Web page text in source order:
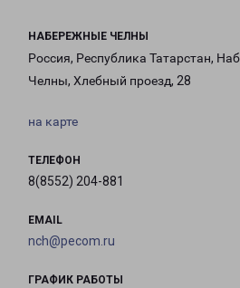
НАБЕРЕЖНЫЕ ЧЕЛНЫ
Россия, Республика Татарстан,
Челны, Хлебный проезд, 28
на карте
ТЕЛЕФОН
8(8552) 204-881
EMAIL
nch@pecom.ru
ГРАФИК РАБОТЫ